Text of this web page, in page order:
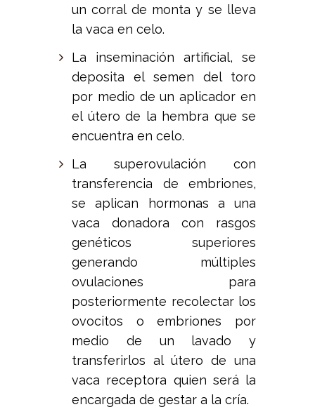
un corral de monta y se lleva
la vaca en celo.
La inseminación artificial, se
deposita el semen del toro
por medio de un aplicador en
el útero de la hembra que se
encuentra en celo.
La superovulación con
transferencia de embriones,
se aplican hormonas a una
vaca donadora con rasgos
genéticos superiores
generando múltiples
ovulaciones para
posteriormente recolectar los
ovocitos o embriones por
medio de un lavado y
transferirlos al útero de una
vaca receptora quien será la
encargada de gestar a la cría.